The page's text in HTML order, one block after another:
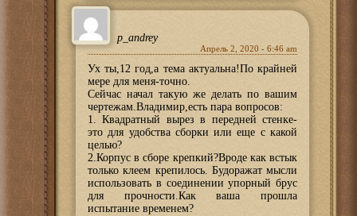
p_andrey
Апрель 2, 2020 - 6:46 am
Ух ты,12 год,а тема актуальна!По крайней
мере для меня-точно.
Сейчас начал такую же делать по вашим
чертежам.Владимир,есть пара вопросов:
1. Квадратный вырез в передней стенке-
это для удобства сборки или еще с какой
целью?
2.Корпус в сборе крепкий?Вроде как встык
только клеем крепилось. Будоражат мысли
использовать в соединении упорный брус
для прочности.Как ваша прошла
испытание временем?